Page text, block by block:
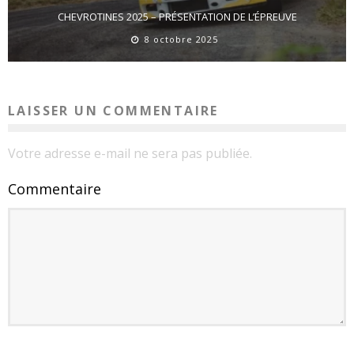
CHEVROTINES 2025 – PRÉSENTATION DE L’ÉPREUVE
8 octobre 2025
LAISSER UN COMMENTAIRE
Votre adresse e-mail ne sera pas publiée.
Commentaire